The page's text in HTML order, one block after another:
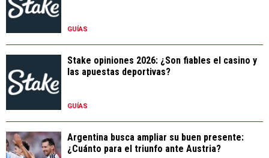
GUÍAS
Stake opiniones 2026: ¿Son fiables el casino y
las apuestas deportivas?
GUÍAS
Argentina busca ampliar su buen presente:
¿Cuánto para el triunfo ante Austria?